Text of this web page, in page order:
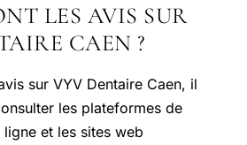
LES AVIS SUR
CAEN ?
sur VYV Dentaire Caen, il
les plateformes de
et les sites web